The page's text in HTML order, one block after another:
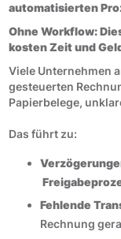
automatisierten
Ohne Workflow:
kosten Zeit und
Viele Unternehmen
gesteuerten
Papierbelege,
Das führt zu:
Fehlende
Rechnung